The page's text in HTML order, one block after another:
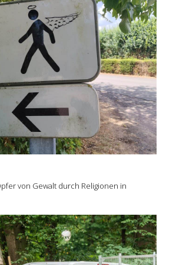
von Gewalt durch Religionen in